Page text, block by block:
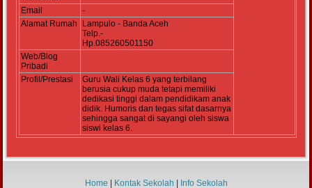
Email
-
Alamat Rumah
Lampulo - Banda Aceh
Telp.-
Hp.085260501150
Web/Blog
Pribadi
Profil/Prestasi
Guru Wali Kelas 6 yang terbilang
berusia cukup muda tetapi memiliki
dedikasi tinggi dalam pendidikam anak
didik. Humoris dan tegas sifat dasarnya
sehingga sangat di sayangi oleh siswa
siswi kelas 6.
Home Kontak Sekolah Info Sekolah